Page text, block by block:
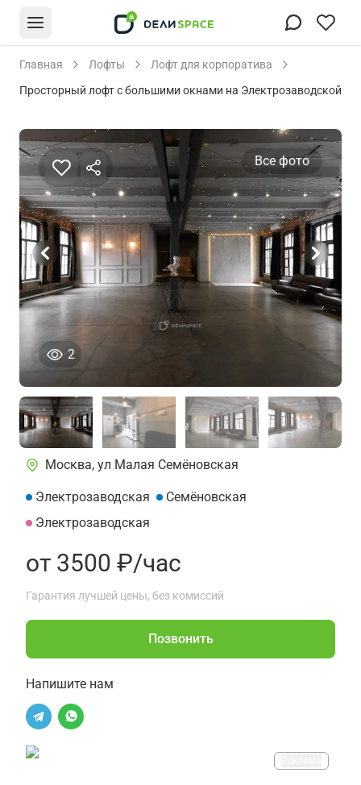
Главная Лофты
Лофт для корпоратива
Просторный лофт с большими окнами на Электрозаводской
2 человека просматривали это объявление
Все фото
Москва, ул Малая Семёновская
Электрозаводская
Семёновская
Электрозаводская
от 3500 ₽/час
Гарантия лучшей цены, без комиссий
Позвонить
Напишите нам